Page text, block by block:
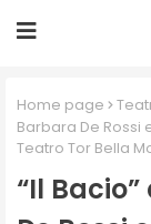
Home page
Barbara De Rossi
Teatro Tor Bella
“Il